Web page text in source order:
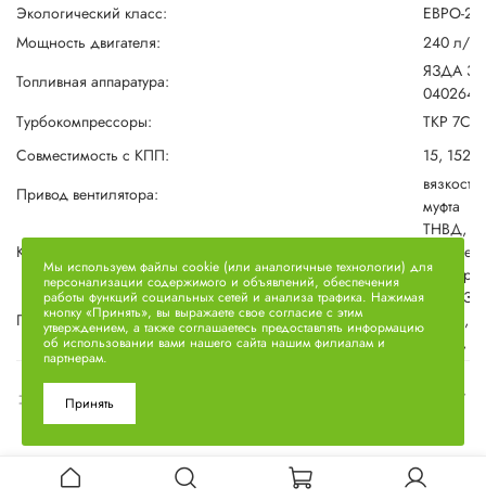
Экологический класс:
ЕВРО-2,
Мощность двигателя:
240 л/с
Топливная аппаратура:
ЯЗДА
Турбокомпрессоры:
ТКР 7С-
Совместимость с КПП:
15, 152
Привод вентилятора:
муфта
Комплектность двигателя:
ТНВД,
стартер,
Применяемость:
КАМАЗ
43501,
54115,
Характеристики
Мы используем файлы cookie (или аналогичные технологии) для
персонализации содержимого и объявлений, обеспечения
работы функций социальных сетей и анализа трафика. Нажимая
кнопку «Принять», вы выражаете свое согласие с этим
утверждением, а также соглашаетесь предоставлять информацию
об использовании вами нашего сайта нашим филиалам и
партнерам.
Принять